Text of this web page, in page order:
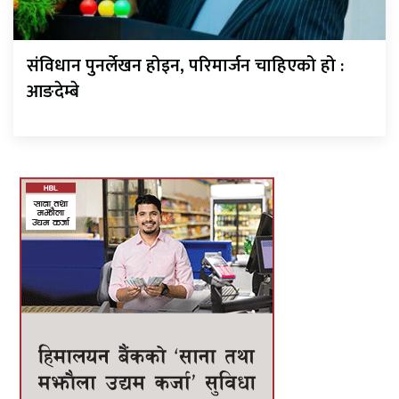
संविधान पुनर्लेखन होइन, परिमार्जन चाहिएको हो :
आङदेम्बे